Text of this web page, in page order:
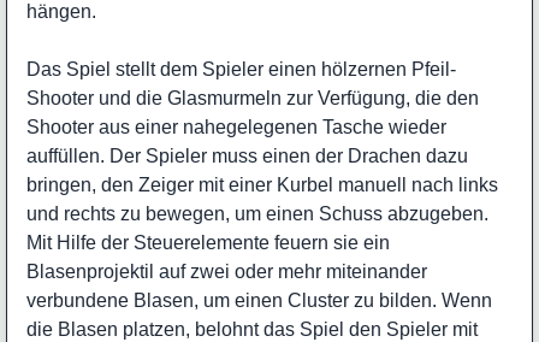
hängen.
Das Spiel stellt dem Spieler einen hölzernen Pfeil-
Shooter und die Glasmurmeln zur Verfügung, die den
Shooter aus einer nahegelegenen Tasche wieder
auffüllen. Der Spieler muss einen der Drachen dazu
bringen, den Zeiger mit einer Kurbel manuell nach links
und rechts zu bewegen, um einen Schuss abzugeben.
Mit Hilfe der Steuerelemente feuern sie ein
Blasenprojektil auf zwei oder mehr miteinander
verbundene Blasen, um einen Cluster zu bilden. Wenn
die Blasen platzen, belohnt das Spiel den Spieler mit